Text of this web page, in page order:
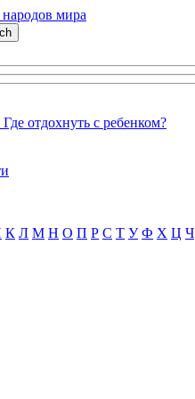
отдохнуть с ребенком?
К Л М Н О П Р С Т У Ф X Ц Ч